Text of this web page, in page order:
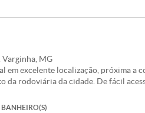
Varginha, MG
em excelente localização, próxima a
da rodoviária da cidade. De fácil
/><br />Destaque da semana:
BANHEIRO(S)